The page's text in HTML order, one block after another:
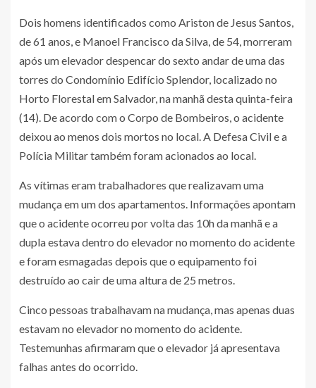
Dois homens identificados como Ariston de Jesus Santos,
de 61 anos, e Manoel Francisco da Silva, de 54, morreram
após um elevador despencar do sexto andar de uma das
torres do Condomínio Edifício Splendor, localizado no
Horto Florestal em Salvador, na manhã desta quinta-feira
(14). De acordo com o Corpo de Bombeiros, o acidente
deixou ao menos dois mortos no local. A Defesa Civil e a
Polícia Militar também foram acionados ao local.
As vítimas eram trabalhadores que realizavam uma
mudança em um dos apartamentos. Informações apontam
que o acidente ocorreu por volta das 10h da manhã e a
dupla estava dentro do elevador no momento do acidente
e foram esmagadas depois que o equipamento foi
destruído ao cair de uma altura de 25 metros.
Cinco pessoas trabalhavam na mudança, mas apenas duas
estavam no elevador no momento do acidente.
Testemunhas afirmaram que o elevador já apresentava
falhas antes do ocorrido.